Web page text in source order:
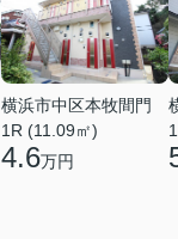
横浜市中区本牧間門
1R (11.09㎡)
4.6万円